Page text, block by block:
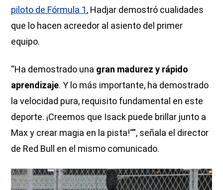
piloto de Fórmula 1, Hadjar demostró cualidades
que lo hacen acreedor al asiento del primer
equipo.
“Ha demostrado una gran madurez y rápido
aprendizaje. Y lo más importante, ha demostrado
la velocidad pura, requisito fundamental en este
deporte. ¡Creemos que Isack puede brillar junto a
Max y crear magia en la pista!“”, señala el director
de Red Bull en el mismo comunicado.